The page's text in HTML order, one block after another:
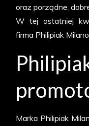
oraz porządne,
W tej ostatniej
firma Philipiak Milano.
Marka Philipiak